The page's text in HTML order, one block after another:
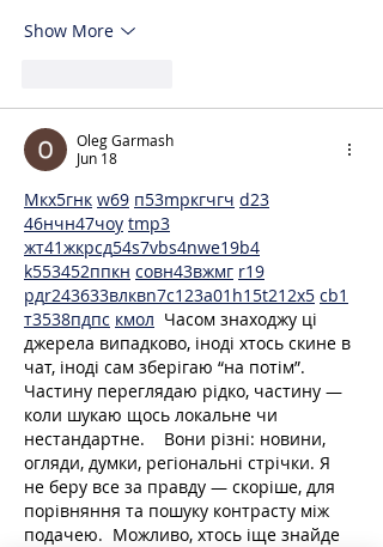
Show More
Oleg Garmash
Jun 18
Мкх5гнк w69 п53mpкгчгч d23
46нчн47чоу tmp3
жт41жкрсд54s7vbs4nwe19b4
k553452ппкн совн43вжмг r19
рдr243633влквn7c123a01 h15t21 2x5 cb1
т3538пдпс кмол
  Часом знаходжу ці
джерела випадково, іноді хтось скине в
чат, іноді сам зберігаю “на потім”.
Частину переглядаю рідко, частину —
коли шукаю щось локальне чи
нестандартне.    Вони різні: новини,
огляди, думки, регіональні стрічки. Я
не беру все за правду — скоріше, для
порівняння та пошуку контрасту між
подачею.  Можливо, хтось іще знайде